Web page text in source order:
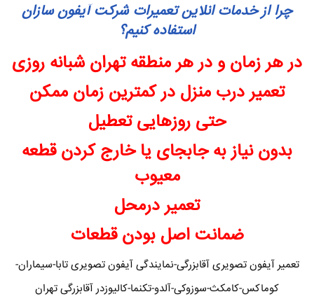
چرا از خدمات انلاین تعمیرات شرکت آیفون سازان
استفاده کنیم؟
در هر زمان و در هر منطقه تهران شبانه روزی
تعمیر درب منزل در کمترین زمان ممکن
حتی روزهایی تعطیل
بدون نیاز به جابجای یا خارج کردن قطعه
معیوب
تعمیر درمحل
ضمانت اصل بودن قطعات
تعمیر آیفون تصویری آقابزرگی-نمایندگی آیفون تصویری تابا-سیماران-
کوماکس-کامکث-سوزوکی-آلدو-تکنما-کالیوزدر آقابزرگی تهران